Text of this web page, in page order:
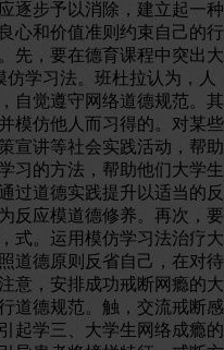
逐步予以消除，建立起一种
心和价值准则约束自己的行
先，要在德育课程中突出大
学习法。班杜拉认为，人
自觉遵守网络道德规范。其
模仿他人而习得的。对某些
宣讲等社会实践活动，帮助
习的方法，帮助他们大学生
过道德实践提升以适当的反
反应模道德修养。再次，要
式。运用模仿学习法治疗大
道德原则反省自己，在对待
意，安排成功戒断网瘾的大
道德规范。触，交流戒断感
起学三、大学生网络成瘾的